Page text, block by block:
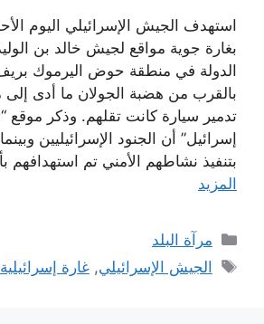
بغارة جوية مواقع لجيش خالد بن
الدولة في منطقة حوض اليرموك
تدمير سيارة كانت تقلهم. وذكر موقع
إسرائيل” أن الجنود الإسرائيليين
بتنفيذ نشاطهم الأمني تم استهدافهم
المزيد
التصنيفات
مرآة البلد
الوسوم
الجيش الإسرائيلي,غارة إسرائيلية